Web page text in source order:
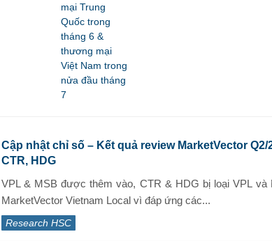
Cập nhật chỉ số – Kết quả review MarketVector Q2/
CTR, HDG
VPL & MSB được thêm vào, CTR & HDG bị loại VPL
MarketVector Vietnam Local vì đáp ứng các...
Research HSC